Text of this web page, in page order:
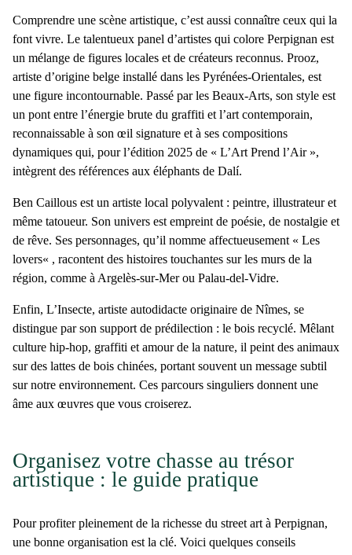
Comprendre une scène artistique, c’est aussi connaître ceux qui la
font vivre. Le talentueux panel d’artistes qui colore Perpignan est
un mélange de figures locales et de créateurs reconnus. Prooz,
artiste d’origine belge installé dans les Pyrénées-Orientales, est
une figure incontournable. Passé par les Beaux-Arts, son style est
un pont entre l’énergie brute du graffiti et l’art contemporain,
reconnaissable à son œil signature et à ses compositions
dynamiques qui, pour l’édition 2025 de « L’Art Prend l’Air »,
intègrent des références aux éléphants de Dalí.
Ben Caillous est un artiste local polyvalent : peintre, illustrateur et
même tatoueur. Son univers est empreint de poésie, de nostalgie et
de rêve. Ses personnages, qu’il nomme affectueusement « Les
lovers« , racontent des histoires touchantes sur les murs de la
région, comme à Argelès-sur-Mer ou Palau-del-Vidre.
Enfin, L’Insecte, artiste autodidacte originaire de Nîmes, se
distingue par son support de prédilection : le bois recyclé. Mêlant
culture hip-hop, graffiti et amour de la nature, il peint des animaux
sur des lattes de bois chinées, portant souvent un message subtil
sur notre environnement. Ces parcours singuliers donnent une
âme aux œuvres que vous croiserez.
Organisez votre chasse au trésor
artistique : le guide pratique
Pour profiter pleinement de la richesse du street art à Perpignan,
une bonne organisation est la clé. Voici quelques conseils